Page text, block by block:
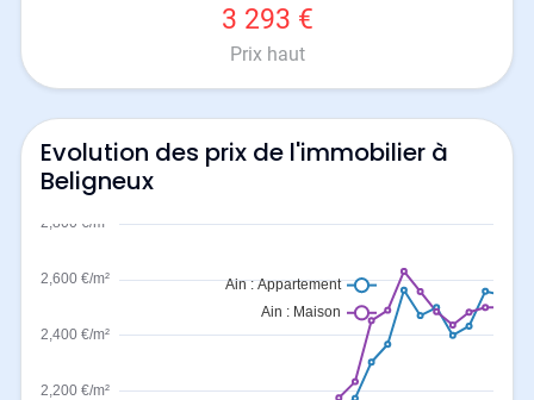
3 293 €
Prix haut
Evolution des prix de l'immobilier à
Beligneux